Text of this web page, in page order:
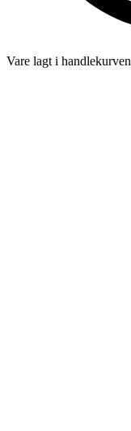
Vare lagt i handlekurven